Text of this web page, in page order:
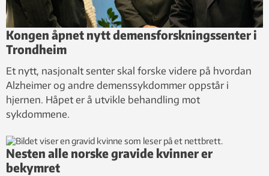
Kongen åpnet nytt demensforskningssenter i
Trondheim
Et nytt, nasjonalt senter skal forske videre på hvordan
Alzheimer og andre demenssykdommer oppstår i
hjernen. Håpet er å utvikle behandling mot
sykdommene.
Nesten alle norske gravide kvinner er
bekymret